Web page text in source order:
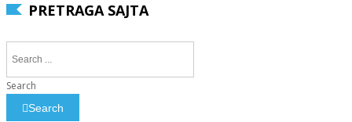
PRETRAGA SAJTA
Search
Search